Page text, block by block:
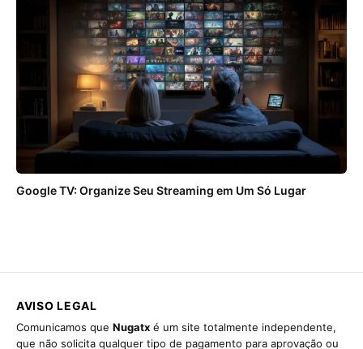
Google TV: Organize Seu Streaming em Um Só Lugar
AVISO LEGAL
Comunicamos que Nugatx é um site totalmente independente,
que não solicita qualquer tipo de pagamento para aprovação ou